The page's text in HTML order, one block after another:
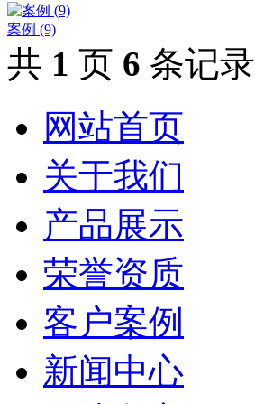
案例 (9)
共 1 页 6 条记录
网站首页
关于我们
产品展示
荣誉资质
客户案例
新闻中心